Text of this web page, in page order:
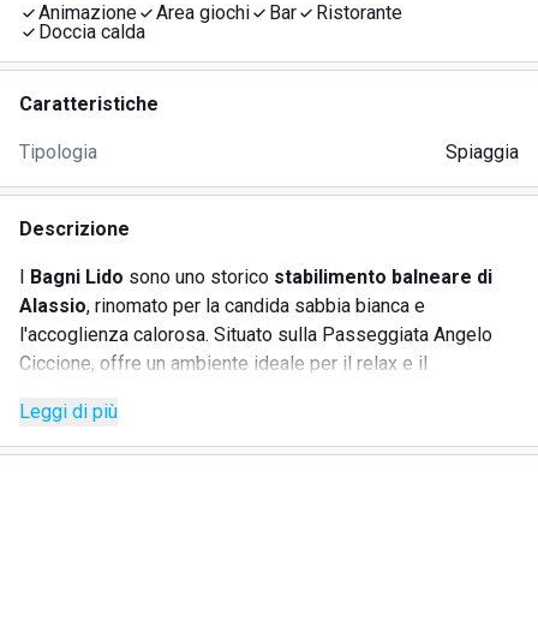
Animazione
Area giochi Bar
Ristorante
Doccia calda
Caratteristiche
Tipologia Spiaggia
Descrizione
I Bagni Lido sono uno storico stabilimento balneare di
Alassio, rinomato per la candida sabbia bianca e
l'accoglienza calorosa. Situato sulla Passeggiata Angelo
Ciccione, offre un ambiente ideale per il relax e il
garantito da personale preparato, i Bagni Lido accolgono
ospiti di ogni età con spazi dedicati ai giochi per bambini e
Leggi di più